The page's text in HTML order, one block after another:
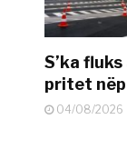
S’ka
pritet
04/08/2026